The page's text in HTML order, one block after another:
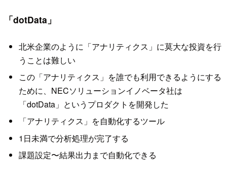
「dotData」
北米企業のように「アナリティクス」に莫大な投資を行
うことは難しい
この「アナリティクス」を誰でも利用できるようにする
ために、NECソリューションイノベータ社は
「dotData」というプロダクトを開発した
「アナリティクス」を自動化するツール
1日未満で分析処理が完了する
課題設定〜結果出力まで自動化できる